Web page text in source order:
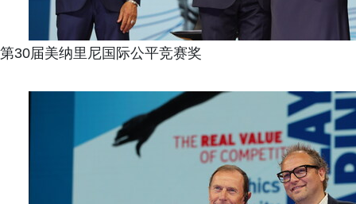
第30届美纳里尼国际公平竞赛奖